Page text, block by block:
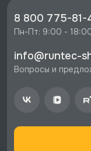
⚡️ Бесплатная
Петербурге и
♥️ Наличие
8 800 775-81-
Пн-Пт: 9:00 -
info@runtec-
Вопросы и